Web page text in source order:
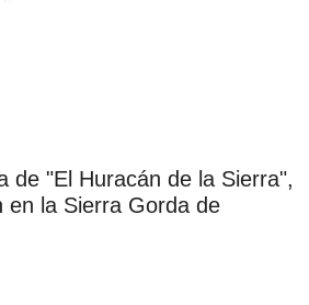
de "El Huracán de la Sierra",
en la Sierra Gorda de